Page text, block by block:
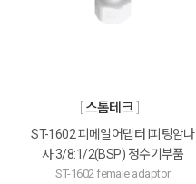
스톰테크
ST-1602 피메일어댑터 I피팅암나
사 3/8:1/2(BSP) 정수기부품
ST-1602 female adaptor